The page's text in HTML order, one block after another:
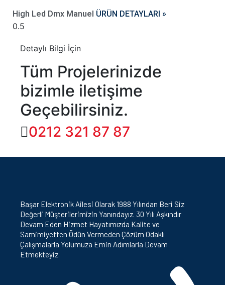
High Led Dmx Manuel ÜRÜN DETAYLARI »
Detaylı Bilgi İçin
Tüm Projelerinizde
bizimle iletişime
Geçebilirsiniz.
0212 321 87 87
Başar Elektronik Ailesi Olarak 1988 Yılından Beri Siz
Değerli Müşterilerimizin Yanındayız. 30 Yılı Aşkındır
Devam Eden Hizmet Hayatımızda Kalite ve
Samimiyetten Ödün Vermeden Çözüm Odaklı
Çalışmalarla Yolumuza Emin Adımlarla Devam
Etmekteyiz.